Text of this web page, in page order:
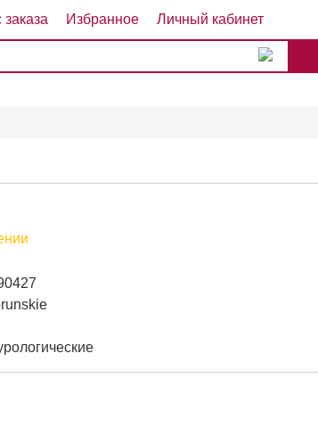
заказа Избранное Личный кабинет